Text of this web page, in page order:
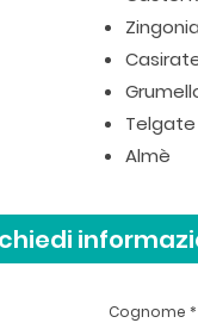
Zingonia
Telgate
Almè
Cognome *